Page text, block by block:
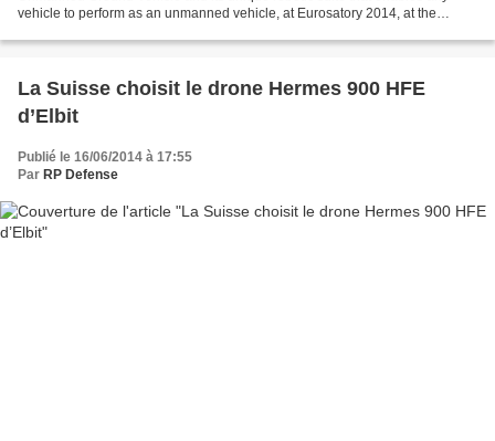
vehicle to perform as an unmanned vehicle, at Eurosatory 2014, at the
La Suisse choisit le drone Hermes 900 HFE
d’Elbit
Publié le 16/06/2014 à 17:55
Par RP Defense